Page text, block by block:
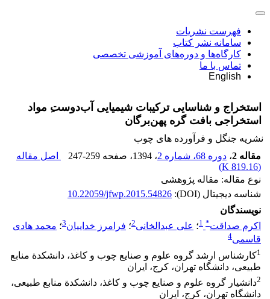
فهرست نشریات
سامانه نشر کتاب
کارگاه‌ها و دوره‌های آموزشی تخصصی
تماس با ما
English
استخراج و شناسایی ترکیبات شیمیایی آب‌دوست‌‌ِ مواد
استخراجی بافت گره پهن‌برگان
نشریه جنگل و فرآورده های چوب
مقاله 2
، دوره 68، شماره 2 ، 1394 ، صفحه 247-259
اصل مقاله
(
819.16 K
)
نوع مقاله: مقاله پژوهشی
شناسه دیجیتال (DOI):
10.22059/jfwp.2015.54826
نویسندگان
اکرم صداقت*
1؛ علی عبدالخانی2؛ فرامرز خداییان3؛ محمد هادی
قاسمی4
1کارشناس ارشد گروه علوم و صنایع چوب و کاغذ، دانشکدة منابع
طبیعی، دانشگاه تهران، کرج، ایران
2دانشیار گروه علوم و صنایع چوب و کاغذ، دانشکدة منابع طبیعی،
دانشگاه تهران، کرج، ایران